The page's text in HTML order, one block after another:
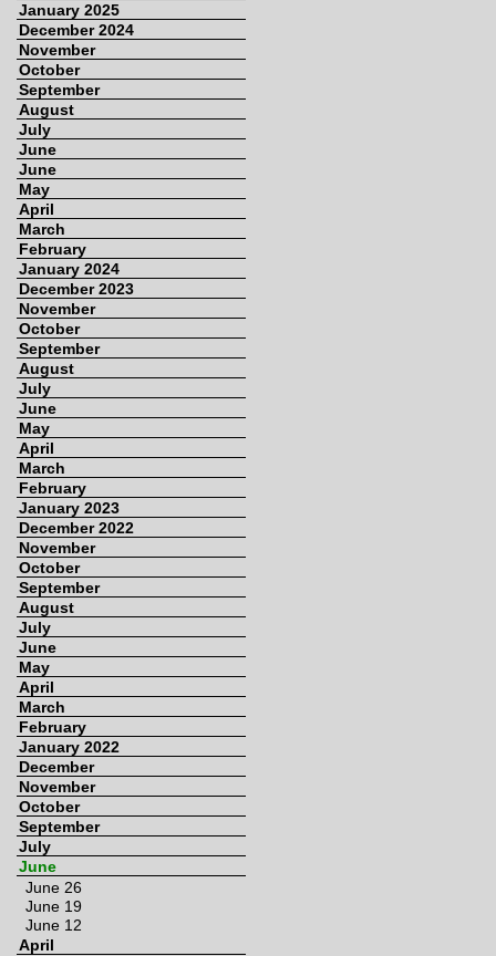
January 2025
December 2024
November
October
September
August
July
June
June
May
April
March
February
January 2024
December 2023
November
October
September
August
July
June
May
April
March
February
January 2023
December 2022
November
October
September
August
July
June
May
April
March
February
January 2022
December
November
October
September
July
June
June 26
June 19
June 12
April